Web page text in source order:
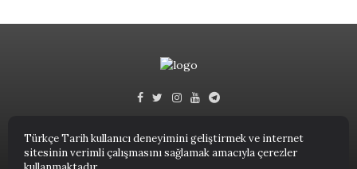
Türkçe Tarih kullanıcı deneyimini geliştirmek ve internet
sitesinin verimli çalışmasını sağlamak amacıyla çerezler
Türkçe Tarih © 2023.